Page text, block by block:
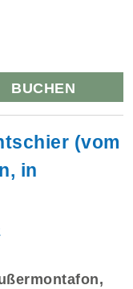
BUCHEN
(vom
in